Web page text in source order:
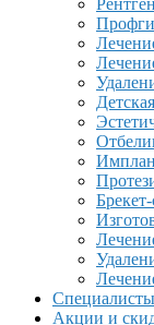
Специалисты
Акции и